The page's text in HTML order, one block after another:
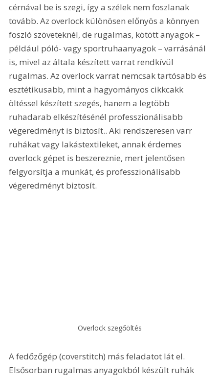
cérnával be is szegi, így a szélek nem foszlanak
tovább. Az overlock különösen előnyös a könnyen
foszló szöveteknél, de rugalmas, kötött anyagok –
például póló- vagy sportruhaanyagok – varrásánál
is, mivel az általa készített varrat rendkívül
rugalmas. Az overlock varrat nemcsak tartósabb és
esztétikusabb, mint a hagyományos cikkcakk
öltéssel készített szegés, hanem a legtöbb
ruhadarab elkészítésénél professzionálisabb
végeredményt is biztosít.. Aki rendszeresen varr
ruhákat vagy lakástextileket, annak érdemes
overlock gépet is beszereznie, mert jelentősen
felgyorsítja a munkát, és professzionálisabb
végeredményt biztosít.
Overlock szegőöltés
A fedőzőgép (coverstitch) más feladatot lát el.
Elsősorban rugalmas anyagokból készült ruhák